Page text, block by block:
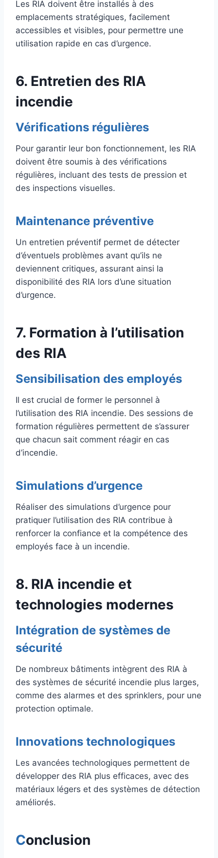
Les RIA doivent être installés à des
emplacements stratégiques, facilement
accessibles et visibles, pour permettre une
utilisation rapide en cas d’urgence.
6. Entretien des RIA
incendie
Vérifications régulières
Pour garantir leur bon fonctionnement, les RIA
doivent être soumis à des vérifications
régulières, incluant des tests de pression et
des inspections visuelles.
Maintenance préventive
Un entretien préventif permet de détecter
d’éventuels problèmes avant qu’ils ne
deviennent critiques, assurant ainsi la
disponibilité des RIA lors d’une situation
d’urgence.
7. Formation à l’utilisation
des RIA
Sensibilisation des employés
Il est crucial de former le personnel à
l’utilisation des RIA incendie. Des sessions de
formation régulières permettent de s’assurer
que chacun sait comment réagir en cas
d’incendie.
Simulations d’urgence
Réaliser des simulations d’urgence pour
pratiquer l’utilisation des RIA contribue à
renforcer la confiance et la compétence des
employés face à un incendie.
8. RIA incendie et
technologies modernes
Intégration de systèmes de
sécurité
De nombreux bâtiments intègrent des RIA à
des systèmes de sécurité incendie plus larges,
comme des alarmes et des sprinklers, pour une
protection optimale.
Innovations technologiques
Les avancées technologiques permettent de
développer des RIA plus efficaces, avec des
matériaux légers et des systèmes de détection
améliorés.
Conclusion